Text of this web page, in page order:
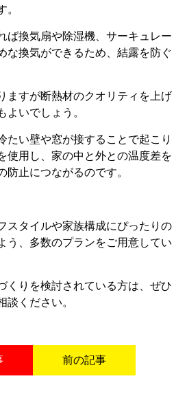
。
ば換気扇や除湿機、サーキュレー
な換気ができるため、結露を防ぐ
ますが断熱材のクオリティを上げ
よいでしょう。
たい壁や窓が接することで起こり
使用し、家の中と外との温度差を
防止につながるのです。
スタイルや家族構成にぴったりの
う、多数のプランをご用意してい
くりを検討されている方は、ぜひ
談ください。
前の記事